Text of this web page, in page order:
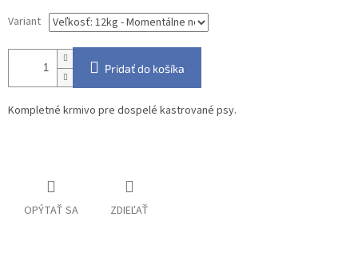
Variant
Pridať do košíka
Kompletné krmivo pre dospelé kastrované psy.
OPÝTAŤ SA ZDIEĽAŤ